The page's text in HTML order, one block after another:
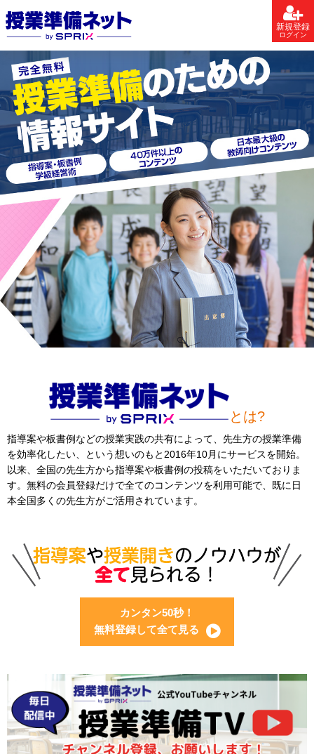
新規登録
ログイン
とは?
指導案や板書例などの授業実践の共有によって、先生方の授業準備
を効率化したい、という想いのもと2016年10月にサービスを開始。
以来、全国の先生方から指導案や板書例の投稿をいただいておりま
す。無料の会員登録だけで全てのコンテンツを利用可能で、既に日
本全国多くの先生方がご活用されています。
カンタン50秒！
無料登録して全て見る